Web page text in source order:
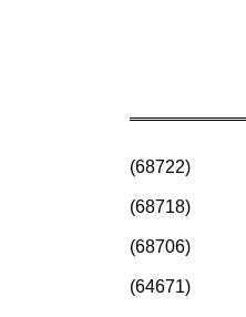
(68722)
(68718)
(68706)
(64671)